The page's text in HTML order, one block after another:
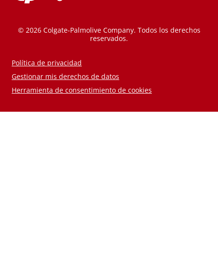
© 2026 Colgate-Palmolive Company. Todos los derechos
reservados.
Política de privacidad
Gestionar mis derechos de datos
Herramienta de consentimiento de cookies